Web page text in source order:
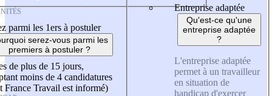
parmi les 1ers à postuler
serez-vous parmi les
premiers à postuler ?
de plus de 15 jours,
moins de 4 candidatures
France Travail est informé)
Entreprise adaptée
Qu'est-ce qu'une
entreprise adaptée
?
L'entreprise adaptée
permet à un travailleur
en situation de
handicap d'exercer